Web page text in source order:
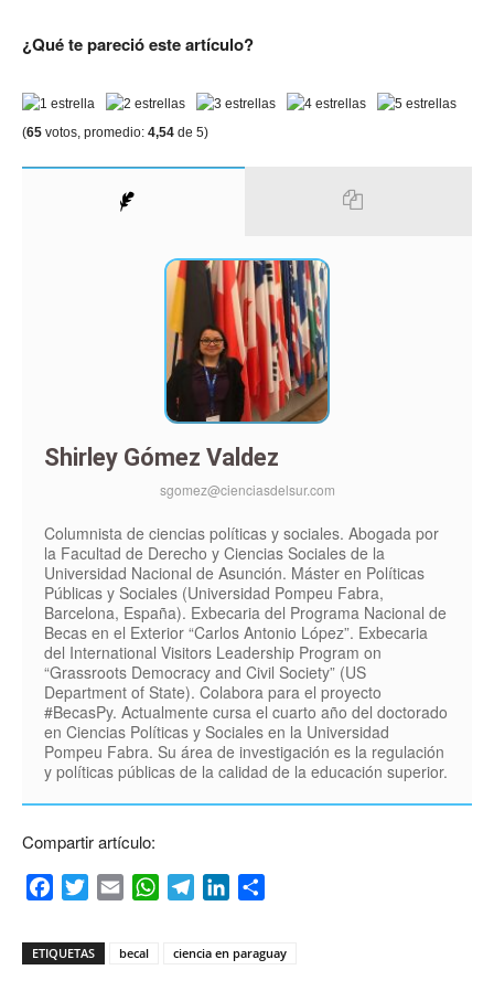
¿Qué te pareció este artículo?
(65 votos, promedio: 4,54 de 5)
Shirley Gómez Valdez
sgomez@cienciasdelsur.com
Columnista de ciencias políticas y sociales. Abogada por
la Facultad de Derecho y Ciencias Sociales de la
Universidad Nacional de Asunción. Máster en Políticas
Públicas y Sociales (Universidad Pompeu Fabra,
Barcelona, España). Exbecaria del Programa Nacional de
Becas en el Exterior “Carlos Antonio López”. Exbecaria
del International Visitors Leadership Program on
“Grassroots Democracy and Civil Society” (US
Department of State). Colabora para el proyecto
#BecasPy. Actualmente cursa el cuarto año del doctorado
en Ciencias Políticas y Sociales en la Universidad
Pompeu Fabra. Su área de investigación es la regulación
y políticas públicas de la calidad de la educación superior.
Compartir artículo:
FacebookTwitterEmail WhatsAppTelegramLinkedIn
ETIQUETAS becal ciencia en paraguay